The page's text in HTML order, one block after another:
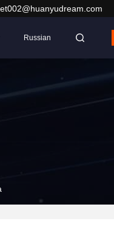
Russian